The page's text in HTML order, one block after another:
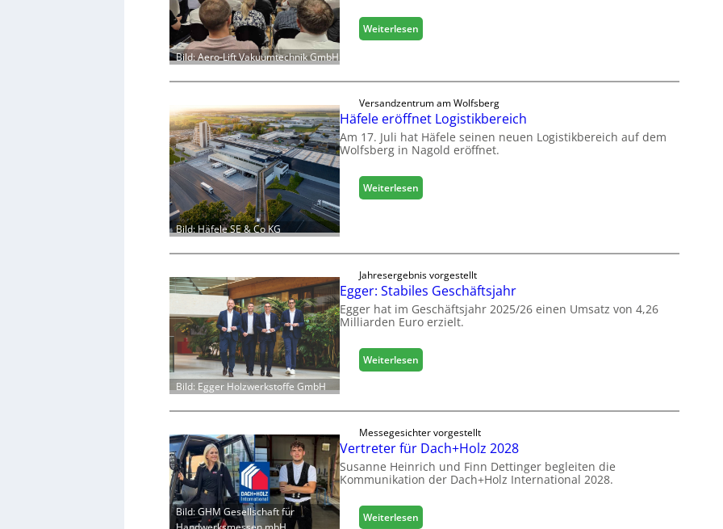
Bild: Aero-Lift Vakuumtechnik GmbH
Weiterlesen:
M
h
i
n
e
b
a
g
i
t
a
l
s
i
t
c
h
Bild: Häfele SE & Co KG
Versandzentrum am Wolfsberg
Häfele eröffnet Logistikbereich
Am 17. Juli hat Häfele seinen neuen Logistikbereich auf dem
Wolfsberg in Nagold eröffnet.
Weiterlesen:
H
e
e
r
ö
n
o
g
i
s
i
k
Bild: Egger Holzwerkstoffe GmbH
Jahresergebnis vorgestellt
Egger: Stabiles Geschäftsjahr
Egger hat im Geschäftsjahr 2025/26 einen Umsatz von 4,26
Milliarden Euro erzielt.
Weiterlesen:
E
r
S
t
b
Bild: GHM Gesellschaft für
Messegesichter vorgestellt
Vertreter für Dach+Holz 2028
Susanne Heinrich und Finn Dettinger begleiten die
Kommunikation der Dach+Holz International 2028.
Weiterlesen: